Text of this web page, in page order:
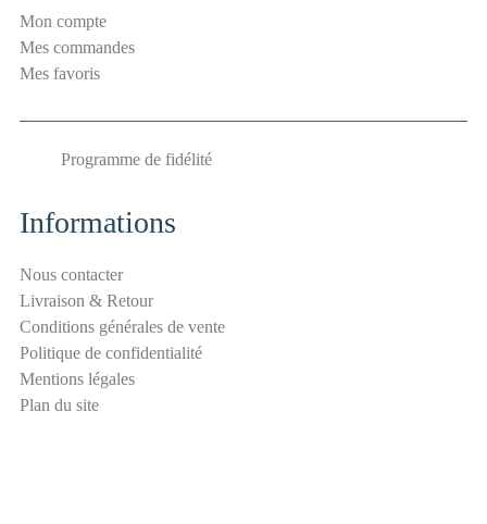
s
p
a
a
l
S
é
c
u
r
Mon compte
Mes commandes
Mes favoris
Programme de fidélité
Informations
Nous contacter
Livraison & Retour
Conditions générales de vente
Politique de confidentialité
Mentions légales
Plan du site